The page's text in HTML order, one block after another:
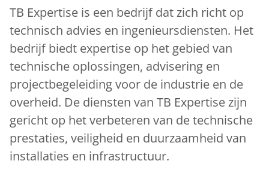
TB Expertise is een bedrijf dat zich richt op
technisch advies en ingenieursdiensten. Het
bedrijf biedt expertise op het gebied van
technische oplossingen, advisering en
projectbegeleiding voor de industrie en de
overheid. De diensten van TB Expertise zijn
gericht op het verbeteren van de technische
prestaties, veiligheid en duurzaamheid van
installaties en infrastructuur.